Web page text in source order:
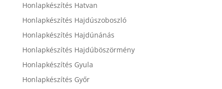
Honlapkészítés Hatvan
Honlapkészítés Hajdúszoboszló
Honlapkészítés Hajdúnánás
Honlapkészítés Hajdúböszörmény
Honlapkészítés Gyula
Honlapkészítés Győr